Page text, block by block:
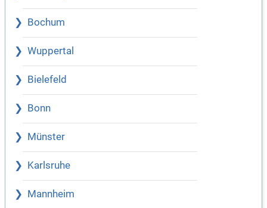
Bochum
Wuppertal
Bielefeld
Bonn
Münster
Karlsruhe
Mannheim